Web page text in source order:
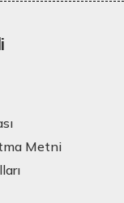
Metni